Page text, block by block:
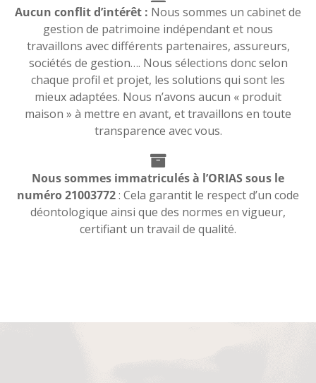
Aucun conflit d’intérêt : Nous sommes un cabinet de
gestion de patrimoine indépendant et nous
travaillons avec différents partenaires, assureurs,
sociétés de gestion…. Nous sélections donc selon
chaque profil et projet, les solutions qui sont les
mieux adaptées. Nous n’avons aucun « produit
maison » à mettre en avant, et travaillons en toute
transparence avec vous.
Nous sommes immatriculés à l’ORIAS sous le
numéro 21003772: Cela garantit le respect d’un code
déontologique ainsi que des normes en vigueur,
certifiant un travail de qualité.